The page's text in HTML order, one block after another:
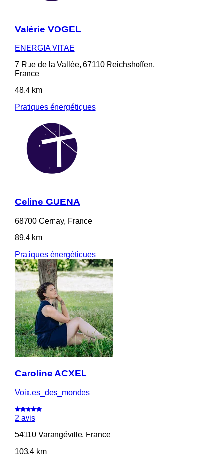
Valérie VOGEL
ENERGIA VITAE
7 Rue de la Vallée, 67110 Reichshoffen,
France
48.4 km
Pratiques énergétiques
Celine GUENA
68700 Cernay, France
89.4 km
Pratiques énergétiques
Caroline ACXEL
Voix.es_des_mondes
2 avis
54110 Varangéville, France
103.4 km